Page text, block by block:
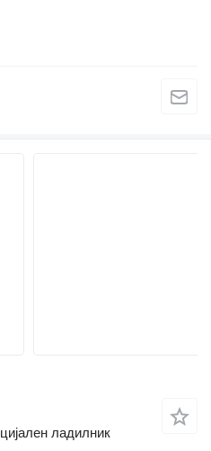
ладилник